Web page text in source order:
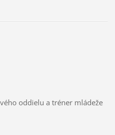
oddielu a tréner mládeže